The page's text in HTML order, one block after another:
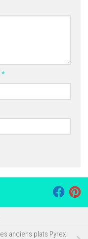
*
anciens plats Pyrex